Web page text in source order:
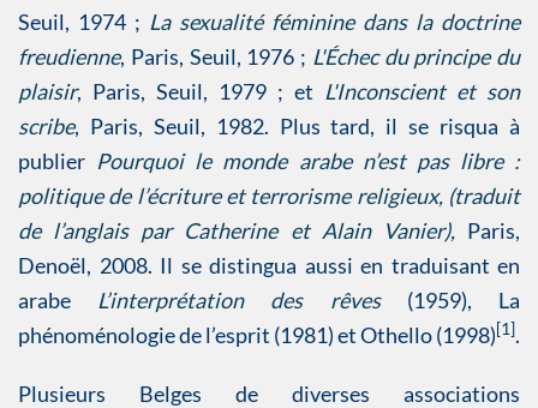
Seuil, 1974 ; La sexualité féminine dans la doctrine
freudienne, Paris, Seuil, 1976 ; L'Échec du principe du
plaisir, Paris, Seuil, 1979 ; et L'Inconscient et son
scribe, Paris, Seuil, 1982. Plus tard, il se risqua à
publier Pourquoi le monde arabe n’est pas libre :
politique de l’écriture et terrorisme religieux, (traduit
de l’anglais par Catherine et Alain Vanier), Paris,
Denoël, 2008. Il se distingua aussi en traduisant en
arabe L’interprétation des rêves(1959), La
phénoménologie de l’esprit (1981) et Othello (1998)[1].
Plusieurs Belges de diverses associations